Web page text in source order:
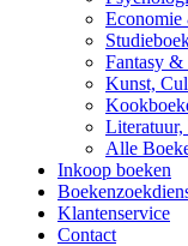
Economie
Fantasy &
Kunst,
Alle
Inkoop boeken
Klantenservice
Contact